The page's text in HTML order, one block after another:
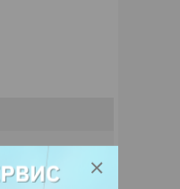
с помощью
для